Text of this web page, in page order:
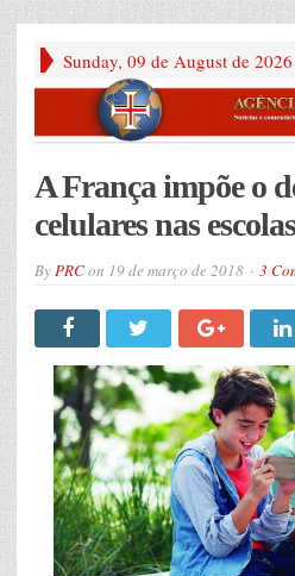
Sunday, 09 de August de 2026
A França impõe o
celulares nas escolas
ByPRCon 19 de março de 2018 3